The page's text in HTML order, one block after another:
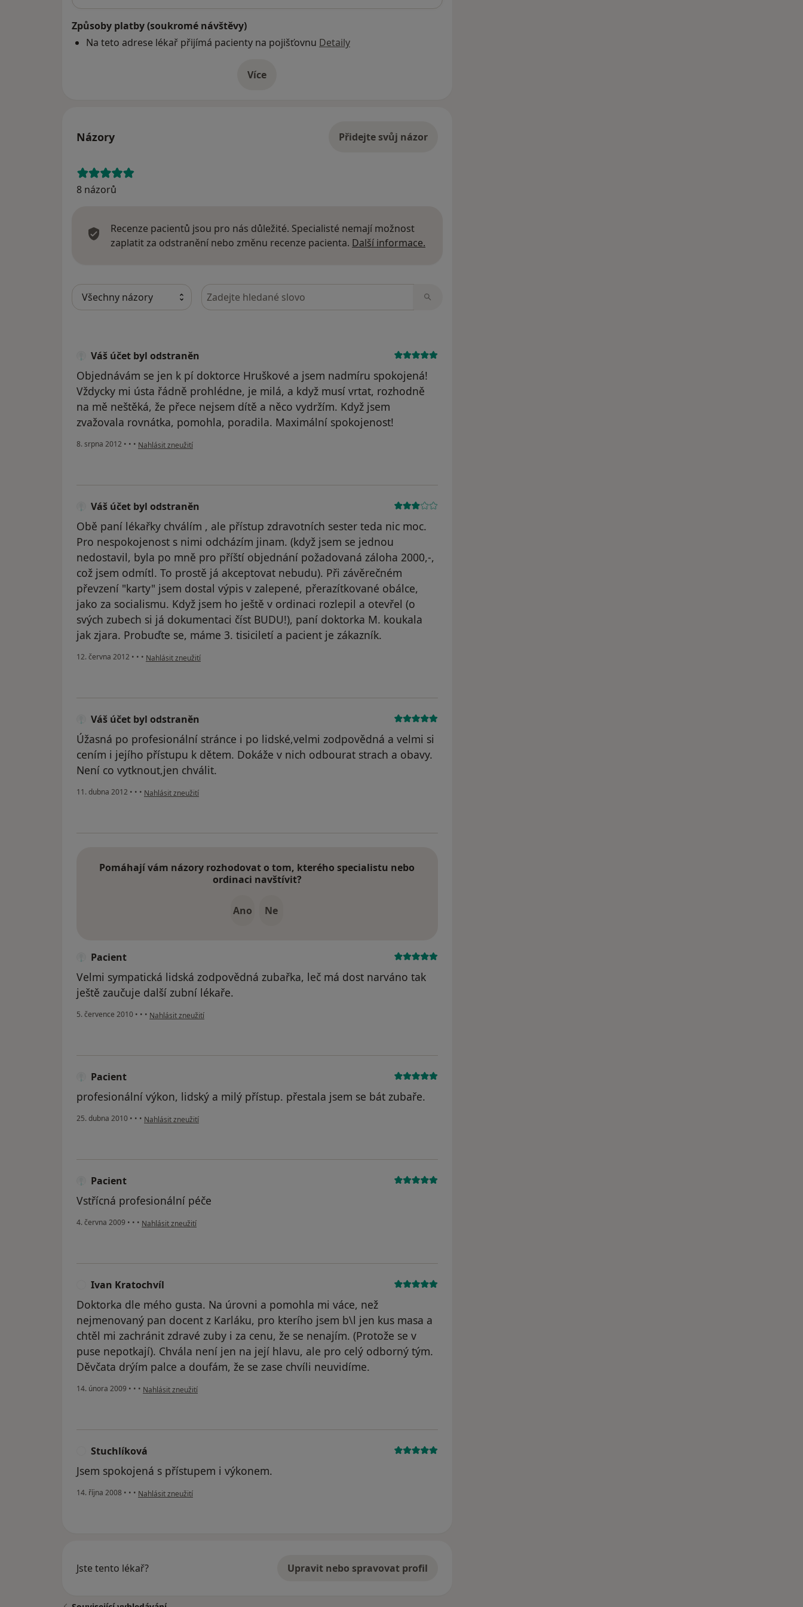
Způsoby platby (soukromé návštěvy)
Na teto adrese lékař přijímá pacienty na pojišťovnu Detaily
Víceo adrese
Názory Přidejte svůj názor
8 názorů
Recenze pacientů jsou pro nás důležité. Specialisté nemají možnost
zaplatit za odstranění nebo změnu recenze pacienta. Další informace.
Hledejte v názorech
Váš účet byl odstraněn
Objednávám se jen k pí doktorce Hruškové a jsem nadmíru spokojená!
Vždycky mi ústa řádně prohlédne, je milá, a když musí vrtat, rozhodně
na mě neštěká, že přece nejsem dítě a něco vydržím. Když jsem
zvažovala rovnátka, pomohla, poradila. Maximální spokojenost!
8. srpna 2012 • • • podle názoru uživatele Váš účet byl odstraněn
Nahlásit zneužití
Váš účet byl odstraněn
Obě paní lékařky chválím , ale přístup zdravotních sester teda nic moc.
Pro nespokojenost s nimi odcházím jinam. (když jsem se jednou
nedostavil, byla po mně pro příští objednání požadovaná záloha 2000,-,
což jsem odmítl. To prostě já akceptovat nebudu). Při závěrečném
převzení "karty" jsem dostal výpis v zalepené, přerazítkované obálce,
jako za socialismu. Když jsem ho ještě v ordinaci rozlepil a otevřel (o
svých zubech si já dokumentaci číst BUDU!), paní doktorka M. koukala
jak zjara. Probuďte se, máme 3. tisiciletí a pacient je zákazník.
12. června 2012 • • • podle názoru uživatele Váš účet byl odstraněn
Nahlásit zneužití
Váš účet byl odstraněn
Úžasná po profesionální stránce i po lidské,velmi zodpovědná a velmi si
cením i jejího přístupu k dětem. Dokáže v nich odbourat strach a obavy.
Není co vytknout,jen chválit.
11. dubna 2012 • • • podle názoru uživatele Váš účet byl odstraněn
Nahlásit zneužití
Pomáhají vám názory rozhodovat o tom, kterého specialistu nebo
ordinaci navštívit?
Ano Ne
Pacient
Velmi sympatická lidská zodpovědná zubařka, leč má dost narváno tak
ještě zaučuje další zubní lékaře.
5. července 2010 • • • podle názoru uživatele Pacient
Nahlásit zneužití
Pacient
profesionální výkon, lidský a milý přístup. přestala jsem se bát zubaře.
25. dubna 2010 • • • podle názoru uživatele Pacient
Nahlásit zneužití
Pacient
Vstřícná profesionální péče
4. června 2009 • • • podle názoru uživatele Pacient
Nahlásit zneužití
Ivan Kratochvíl
Doktorka dle mého gusta. Na úrovni a pomohla mi váce, než
nejmenovaný pan docent z Karláku, pro kterího jsem b\l jen kus masa a
chtěl mi zachránit zdravé zuby i za cenu, že se nenajím. (Protože se v
puse nepotkají). Chvála není jen na její hlavu, ale pro celý odborný tým.
Děvčata drýím palce a doufám, že se zase chvíli neuvidíme.
14. února 2009 • • • podle názoru uživatele Ivan Kratochvíl
Nahlásit zneužití
Stuchlíková
Jsem spokojená s přístupem i výkonem.
14. října 2008 • • • podle názoru uživatele Stuchlíková
Nahlásit zneužití
Jste tento lékař? Upravit nebo spravovat profil